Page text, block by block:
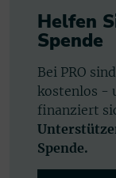
Helfen
Spende
Bei PRO
kostenlos -
finanziert
Spende.